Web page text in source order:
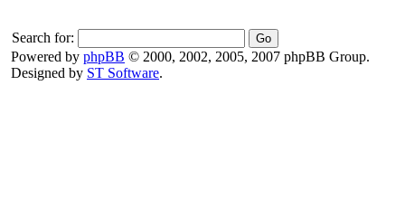
Search for:
Powered by phpBB © 2000, 2002, 2005, 2007 phpBB Group.
Designed by ST Software.